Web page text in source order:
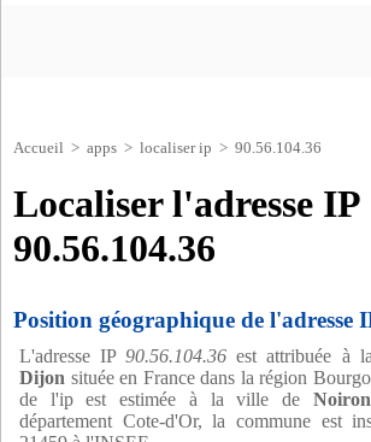
Accueil > apps > localiser ip > 90.56.104.36
Localiser l'adresse IP
90.56.104.36
Position géographique de l'adresse
L'adresse IP90.56.104.36 est attribuée à
Dijon située en France dans la région
de l'ip est estimée à la ville de
département Cote-d'Or, la commune est